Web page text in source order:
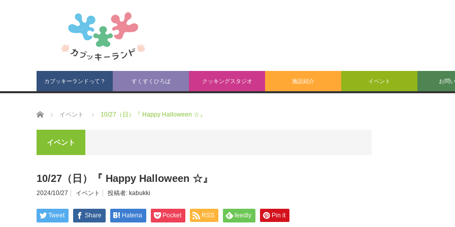
カブッキーランドって？ すくすくひろば クッキングスタジオ 施設紹介 イベント お問
ホーム イベント 10/27（日）『 Happy Halloween ☆』
イベント
10/27（日）『 Happy Halloween ☆』
2024/10/27 イベント 投稿者: kabukki
Tweet Share Hatena Pocket RSS feedly Pin it